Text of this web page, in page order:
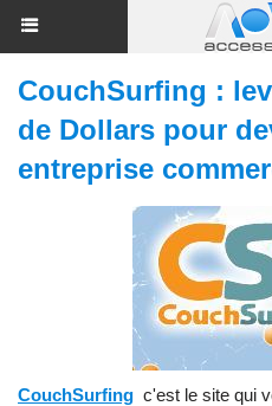
CouchSurfing :
de Dollars pour
entreprise
CouchSurfing c'est le site qui